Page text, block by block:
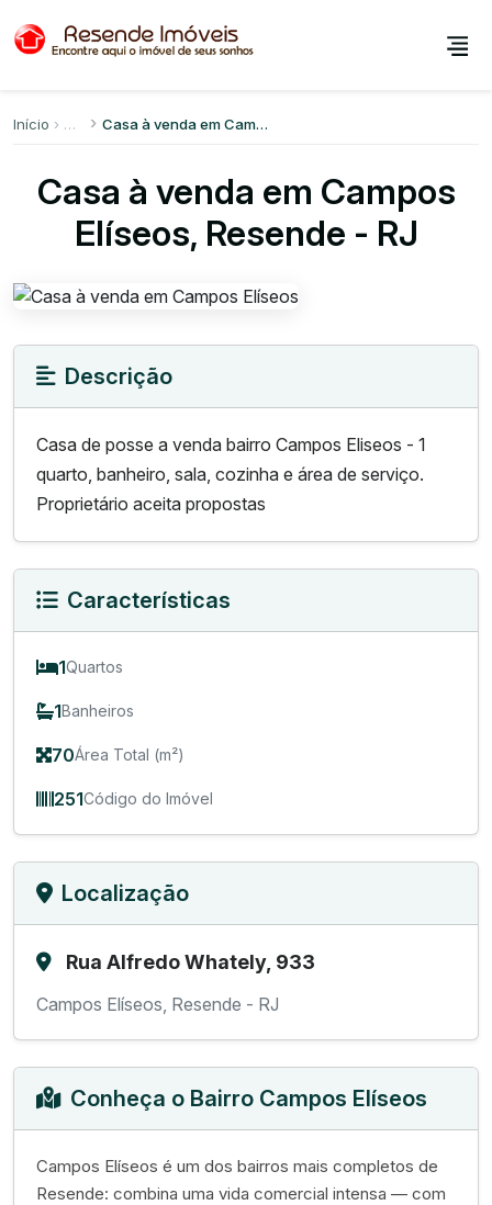
Início Casa à venda em Campos Elíseos
Casa à venda em Campos
Elíseos, Resende - RJ
Descrição
Casa de posse a venda bairro Campos Eliseos - 1
quarto, banheiro, sala, cozinha e área de serviço.
Proprietário aceita propostas
Características
1Quartos
1Banheiros
70Área Total (m²)
251Código do Imóvel
Localização
Rua Alfredo Whately, 933
Campos Elíseos, Resende - RJ
Conheça o Bairro Campos Elíseos
Campos Elíseos é um dos bairros mais completos de
Resende: combina uma vida comercial intensa — com